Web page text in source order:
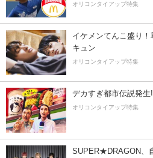
オリコンタイアップ特集
イケメンてんこ盛り
キュン
オリコンタイアップ特集
デカすぎ都市伝説発
オリコンタイアップ特集
SUPER★DRAGON、